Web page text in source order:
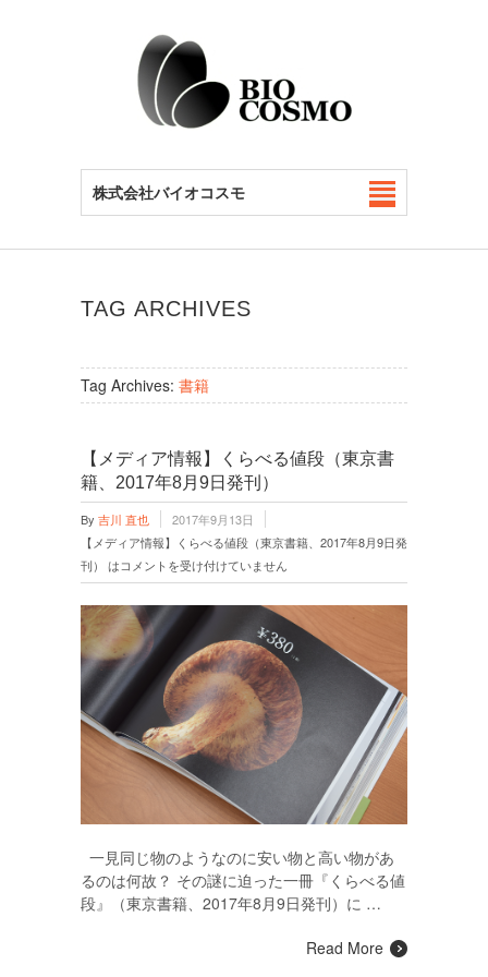
株式会社バイオコスモ
TAG ARCHIVES
Tag Archives: 書籍
【メディア情報】くらべる値段（東京書
籍、2017年8月9日発刊）
By 吉川 直也
2017年9月13日
【メディア情報】くらべる値段（東京書籍、2017年8月9日発
刊） はコメントを受け付けていません
一見同じ物のようなのに安い物と高い物があ
るのは何故？ その謎に迫った一冊『くらべる値
段』（東京書籍、2017年8月9日発刊）に …
Read More